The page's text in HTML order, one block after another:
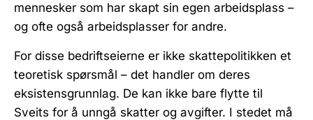
mennesker som har skapt sin egen arbeidsplass –
og ofte også arbeidsplasser for andre.
For disse bedriftseierne er ikke skattepolitikken et
teoretisk spørsmål – det handler om deres
eksistensgrunnlag. De kan ikke bare flytte til
Sveits for å unngå skatter og avgifter. I stedet må